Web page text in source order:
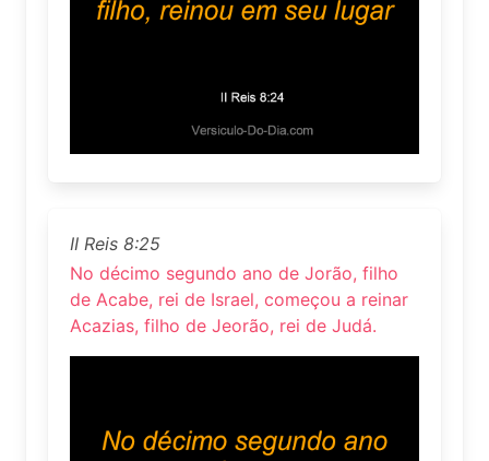
II Reis 8:25
No décimo segundo ano de Jorão, filho
de Acabe, rei de Israel, começou a reinar
Acazias, filho de Jeorão, rei de Judá.